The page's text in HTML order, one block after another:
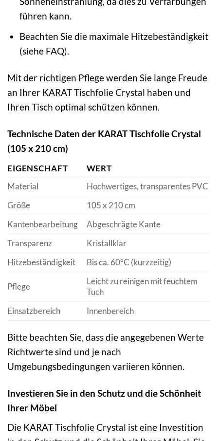
führen kann.
Beachten Sie die maximale Hitzebeständigkeit
(siehe FAQ).
Mit der richtigen Pflege werden Sie lange Freude
an Ihrer KARAT Tischfolie Crystal haben und
Ihren Tisch optimal schützen können.
Technische Daten der KARAT Tischfolie Crystal
(105 x 210 cm)
EIGENSCHAFT
WERT
Material
Hochwertiges, transparentes PVC
Größe
105 x 210 cm
Kantenbearbeitung
Abgeschrägte Kante
Transparenz
Kristallklar
Hitzebeständigkeit
Bis ca. 60°C (kurzzeitig)
Pflege
Leicht zu reinigen mit feuchtem
Tuch
Einsatzbereich
Innenbereich
Bitte beachten Sie, dass die angegebenen Werte
Richtwerte sind und je nach
Umgebungsbedingungen variieren können.
Investieren Sie in den Schutz und die Schönheit
Ihrer Möbel
Die KARAT Tischfolie Crystal ist eine Investition